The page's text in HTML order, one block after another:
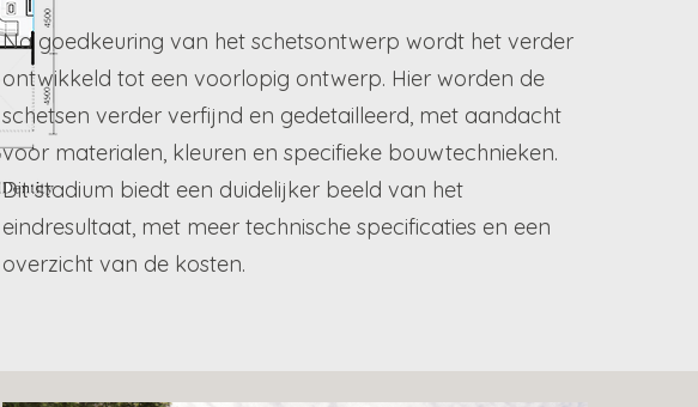
Na goedkeuring van het schetsontwerp wordt het verder
ontwikkeld tot een voorlopig ontwerp. Hier worden de
schetsen verder verfijnd en gedetailleerd, met aandacht
voor materialen, kleuren en specifieke bouwtechnieken.
Dit stadium biedt een duidelijker beeld van het
eindresultaat, met meer technische specificaties en een
overzicht van de kosten.